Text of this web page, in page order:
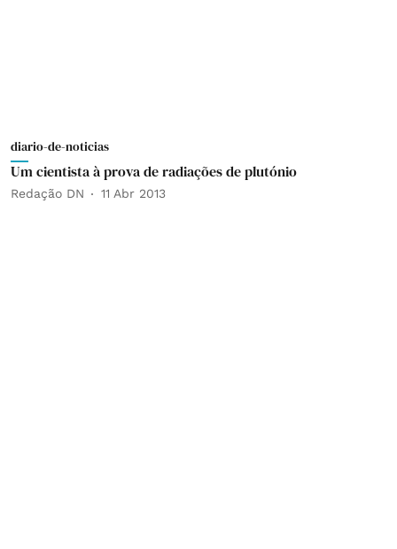
diario-de-noticias
Um cientista à prova de radiações de plutónio
Redação DN 11 Abr 2013